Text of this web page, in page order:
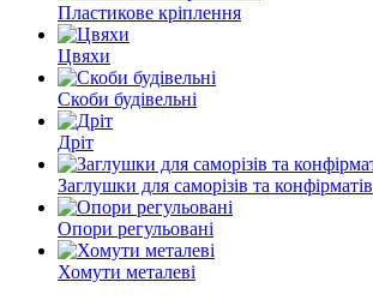
Пластикове кріплення
Цвяхи
Скоби будівельні
Дріт
Заглушки для саморізів та конфірматів
Опори регульовані
Хомути металеві